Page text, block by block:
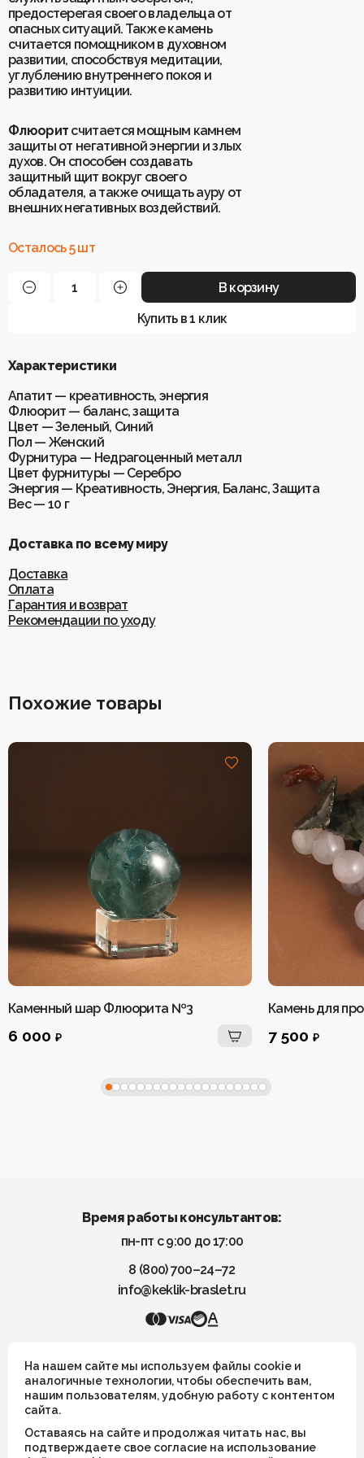
Для клиентов
Доставка
Оплата
Обучение «Браслеты Мастера: искусство
и бизнес с камнями»
Рекомендации по уходу
О Keklik
Блог
Отзывы
Политика конфиденциальности
Пользовательское соглашение
ИП Шахрай Светлана Михайловна
ОГРН 305263515900181
Разработка сайтаWEBELEMENT
предостерегая своего владельца от
опасных ситуаций. Также камень
считается помощником в духовном
развитии, способствуя медитации,
углублению внутреннего покоя и
развитию интуиции.
Флюорит считается мощным камнем
защиты от негативной энергии и злых
духов. Он способен создавать
защитный щит вокруг своего
обладателя, а также очищать ауру от
внешних негативных воздействий.
Осталось 5 шт
В корзину
Купить в 1 клик
Характеристики
Апатит — креативность, энергия
Флюорит — баланс, защита
Цвет — Зеленый, Синий
Пол — Женский
Фурнитура — Недрагоценный металл
Цвет фурнитуры — Серебро
Энергия — Креативность, Энергия, Баланс, Защита
Вес — 10 г
Доставка по всему миру
Доставка
Оплата
Гарантия и возврат
Рекомендации по уходу
Похожие товары
Каменный шар Флюорита №3
6 000 ₽ 7 500 ₽
Время работы консультантов:
пн-пт с 9:00 до 17:00
8 (800) 700–24–72
info@keklik-braslet.ru
Все украшения носят символический смысл и не имеют
целительных или иных магических свойств
ИП Шахрай Светлана Михайловна
На нашем сайте мы используем файлы cookie и
аналогичные технологии, чтобы обеспечить вам,
нашим пользователям, удобную работу с контентом
сайта.
Оставаясь на сайте и продолжая читать нас, вы
подтверждаете свое согласие на использование